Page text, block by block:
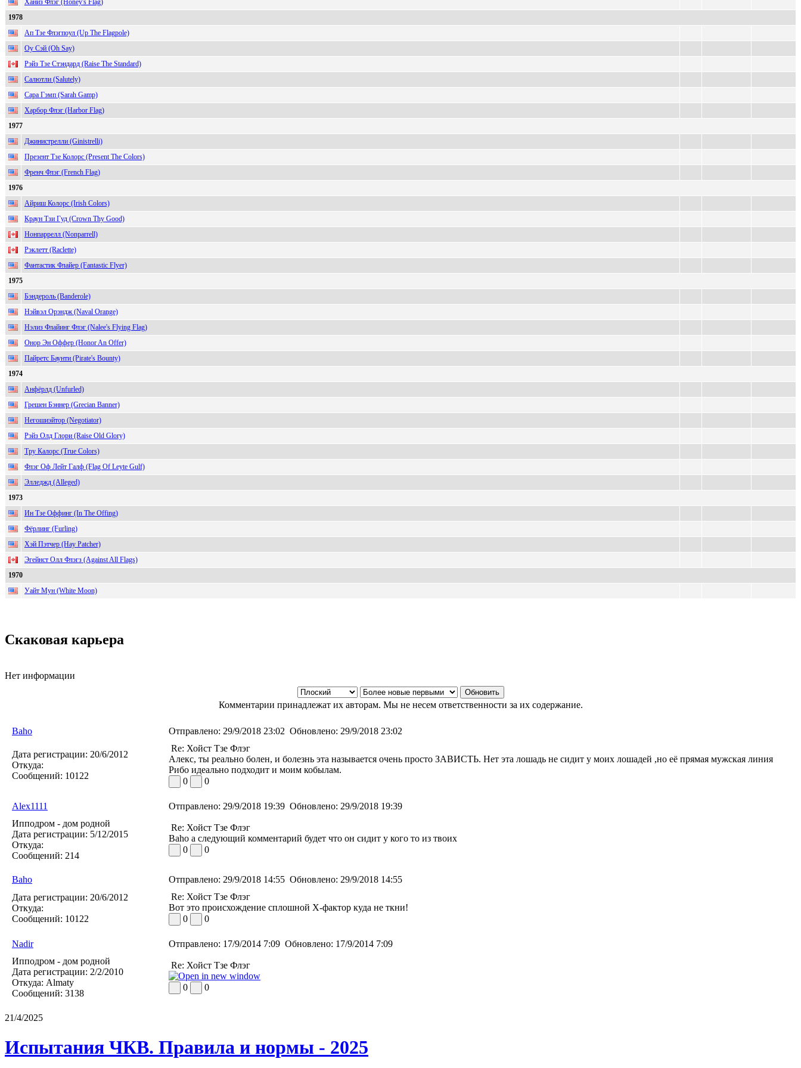
1978
Ап Тзе Флэгпоул (Up The Flagpole)
Оу Сэй (Oh Say)
Рэйз Тзе Стэндард (Raise The Standard)
Салютли (Salutely)
Сара Гэмп (Sarah Gamp)
Харбор Флэг (Harbor Flag)
1977
Джинистрелли (Ginistrelli)
Презент Тзе Колорс (Present The Colors)
Френч Флэг (French Flag)
1976
Айриш Колорс (Irish Colors)
Краун Тзи Гуд (Crown Thy Good)
Нонпаррелл (Nonparrell)
Рэклетт (Raclette)
Фантастик Флайер (Fantastic Flyer)
1975
Бэндероль (Banderole)
Нэйвэл Орэндж (Naval Orange)
Нэлиз Флайинг Флэг (Nalee's Flying Flag)
Онор Эн Оффер (Honor An Offer)
Пайретс Баунти (Pirate's Bounty)
1974
Анфёрлд (Unfurled)
Грешен Бэннер (Grecian Banner)
Негошиэйтор (Negotiator)
Рэйз Олд Глори (Raise Old Glory)
Тру Калорс (True Colors)
Флэг Оф Лейт Галф (Flag Of Leyte Gulf)
Элледжд (Alleged)
1973
Ин Тзе Оффинг (In The Offing)
Фёрлинг (Furling)
Хэй Пэтчер (Hay Patcher)
Эгейнст Олл Флэгз (Against All Flags)
1970
Уайт Мун (White Moon)
Скаковая карьера
Нет информации
Комментарии принадлежат их авторам. Мы не несем ответственности за их содержание.
Baho Отправлено: 29/9/2018 23:02 Обновлено: 29/9/2018 23:02
Дата регистрации: 20/6/2012
Откуда:
Сообщений: 10122
Re: Хойст Тзе Флэг
Алекс, ты реально болен, и болезнь эта называется очень просто ЗАВИСТЬ. Нет эта лошадь не сидит у моих лошадей ,но её прямая мужская линия
Рибо идеально подходит и моим кобылам.
0
0
Alex1111 Отправлено: 29/9/2018 19:39 Обновлено: 29/9/2018 19:39
Ипподром - дом родной
Дата регистрации: 5/12/2015
Откуда:
Сообщений: 214
Re: Хойст Тзе Флэг
Baho а следующий комментарий будет что он сидит у кого то из твоих
0
0
Baho Отправлено: 29/9/2018 14:55 Обновлено: 29/9/2018 14:55
Дата регистрации: 20/6/2012
Откуда:
Сообщений: 10122
Re: Хойст Тзе Флэг
Вот это происхождение сплошной Х-фактор куда не ткни!
0
0
Nadir Отправлено: 17/9/2014 7:09 Обновлено: 17/9/2014 7:09
Ипподром - дом родной
Дата регистрации: 2/2/2010
Откуда: Almaty
Сообщений: 3138
Re: Хойст Тзе Флэг
0 0
21/4/2025
Испытания ЧКВ. Правила и нормы - 2025